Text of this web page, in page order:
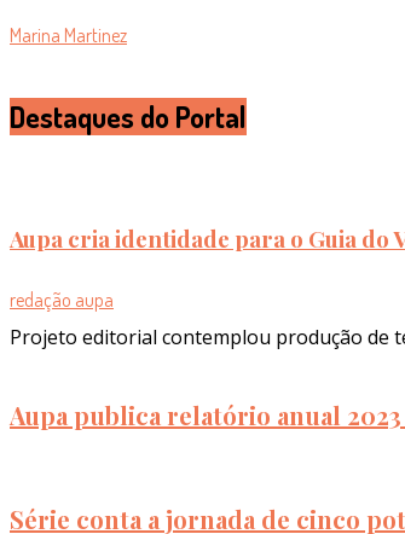
Marina Martinez
Destaques do Portal
Aupa cria identidade para o Guia do
redação aupa
Projeto editorial contemplou produção de
Aupa publica relatório anual
Série conta a jornada de cinco